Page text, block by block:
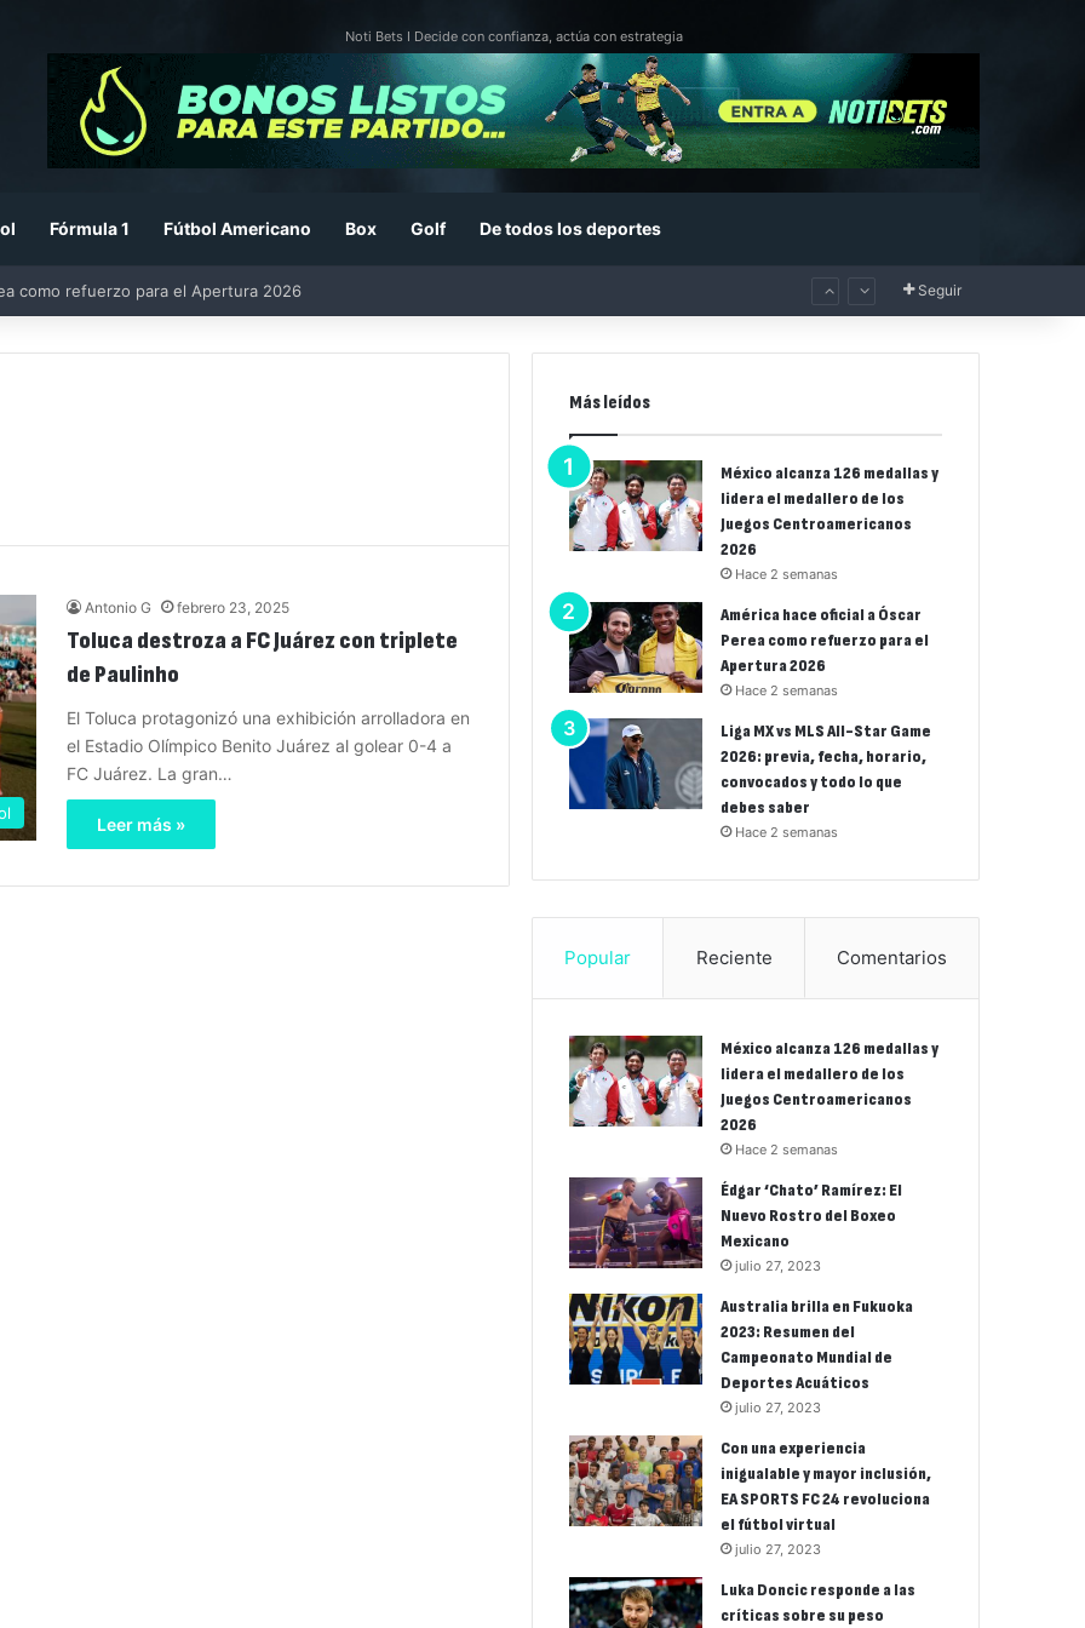
Noti Bets I Decide con confianza, actúa con estrategia
Fórmula 1 Fútbol Americano Box Golf De todos los deportes
como refuerzo para el Apertura 2026 Seguir
Antonio G febrero 23, 2025
Toluca destroza a FC Juárez con triplete
de Paulinho
El Toluca protagonizó una exhibición arrolladora en
el Estadio Olímpico Benito Juárez al golear 0-4 a
FC Juárez. La gran…
Leer más »
Más leídos
México alcanza 126 medallas y
lidera el medallero de los
Juegos Centroamericanos
2026
Hace 2 semanas
América hace oficial a Óscar
Perea como refuerzo para el
Apertura 2026
Hace 2 semanas
Liga MX vs MLS All-Star Game
2026: previa, fecha, horario,
convocados y todo lo que
debes saber
Hace 2 semanas
Popular Reciente Comentarios
México alcanza 126 medallas y
lidera el medallero de los
Juegos Centroamericanos
2026
Hace 2 semanas
Édgar ‘Chato’ Ramírez: El
Nuevo Rostro del Boxeo
Mexicano
julio 27, 2023
Australia brilla en Fukuoka
2023: Resumen del
Campeonato Mundial de
Deportes Acuáticos
julio 27, 2023
Con una experiencia
inigualable y mayor inclusión,
EA SPORTS FC 24 revoluciona
el fútbol virtual
julio 27, 2023
Luka Doncic responde a las
críticas sobre su peso